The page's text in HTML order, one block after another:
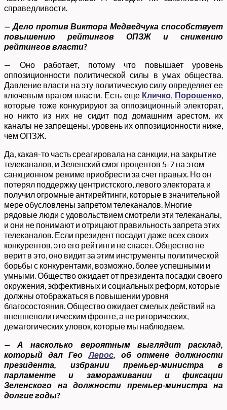
справедливости.
— Дело против Виктора Медведчука способствует
повышению рейтингов ОПЗЖ и снижению
рейтингов власти?
— Оно работает, потому что повышает уровень
оппозиционности политической силы в умах общества.
Давление власти на эту политическую силу определяет ее
ключевым врагом власти. Есть еще Кличко, Порошенко,
которые тоже конкурируют за оппозиционный электорат,
но никто из них не сидит под домашним арестом, их
каналы не запрещены, уровень их оппозиционности ниже,
чем ОПЗЖ.
Да, какая-то часть среагировала на санкции, на закрытие
телеканалов, и Зеленский смог процентов 5-7 на этом
санкционном режиме приобрести за счет правых. Но он
потерял поддержку центристского, левого электората и
получил огромные антирейтинги, которые в значительной
мере обусловлены запретом телеканалов. Многие
рядовые люди с удовольствием смотрели эти телеканалы,
и они не понимают и отрицают правильность запрета этих
телеканалов. Если президент посадит даже всех своих
конкурентов, это его рейтинги не спасет. Общество не
верит в это, оно видит за этим инструменты политической
борьбы с конкурентами, возможно, более успешными и
умными. Общество ожидает от президента посадки своего
окружения, эффективных и социальных реформ, которые
должны отображаться в повышении уровня
благосостояния. Общество ожидает смелых действий на
внешнеполитическим фронте, а не риторических,
демагогических уловок, которые мы наблюдаем.
— А насколько вероятным выглядит расклад,
который дал ГеоЛерос, об отмене должности
президента, избрании премьер-министра в
парламенте и замораживании и фиксации
Зеленского на должности премьер-министра на
долгие годы?